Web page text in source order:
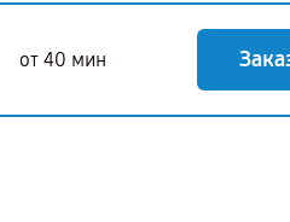
от 40 мин